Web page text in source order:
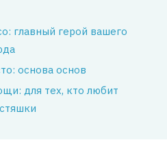
главный герой вашего
основа основ
для тех, кто любит